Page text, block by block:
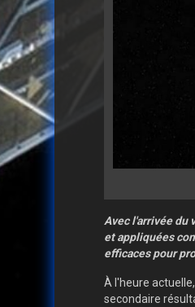
Avec l'arrivée du
et appliquées
efficaces pour
À l'heure
secondaire